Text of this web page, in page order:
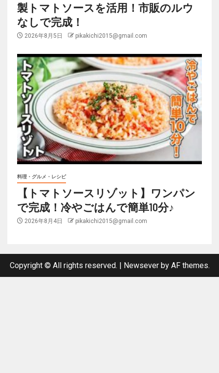
製トマトソースを活用！市販のルウ
なしで完成！
2026年8月5日 pikakichi2015@gmail.com
料理・グルメ・レシピ
【トマトソースリゾット】ワンパン
で完成！冷やごはんで簡単10分♪
2026年8月4日 pikakichi2015@gmail.com
Copyright © All rights reserved. | Newseverby AF themes.